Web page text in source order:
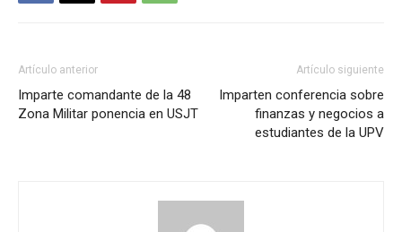
Artículo anterior
Imparte comandante de la 48
Zona Militar ponencia en USJT
Artículo siguiente
Imparten conferencia sobre
finanzas y negocios a
estudiantes de la UPV